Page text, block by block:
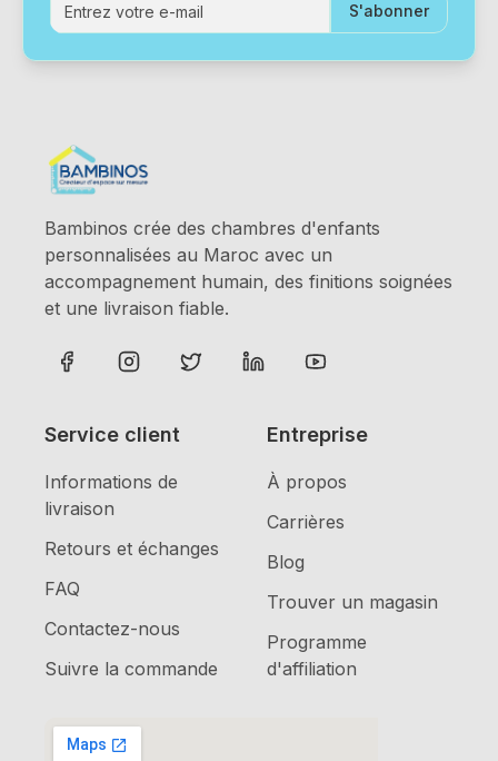
S'abonner
Bambinos crée des chambres d'enfants
personnalisées au Maroc avec un
accompagnement humain, des finitions soignées
et une livraison fiable.
Service client
Informations de
livraison
Retours et échanges
FAQ
Contactez-nous
Suivre la commande
Entreprise
À propos
Carrières
Blog
Trouver un magasin
Programme
d'affiliation